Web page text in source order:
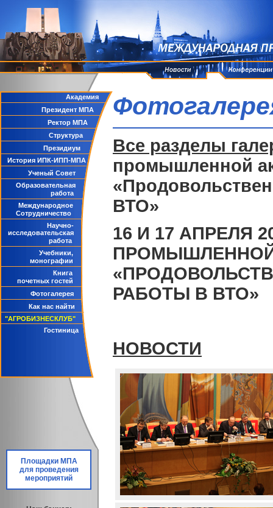
Академия
Президент МПА
Ректор МПА
Структура
Президиум
История ИПК-ИПП-МПА
Ученый Совет
Образовательная
работа
Международное
Сотрудничество
Научно-
исследовательская
работа
Учебники,
монографии
Книга
почетных гостей
Фотогалерея
Как нас найти
"АГРОБИЗНЕСКЛУБ"
Гостиница
Площадки МПА
для проведения
мероприятий
Все разделы
промышленной
ВТО»
16 И 17 АПРЕЛЯ
РАБОТЫ В ВТО»
НОВОСТИ